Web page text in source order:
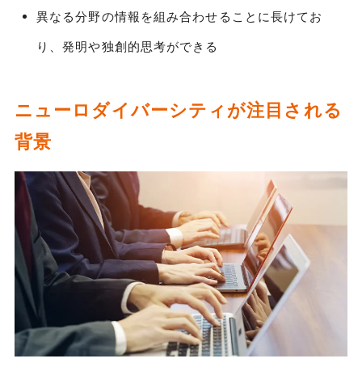
異なる分野の情報を組み合わせることに長けてお
り、発明や独創的思考ができる
ニューロダイバーシティが注目される
背景